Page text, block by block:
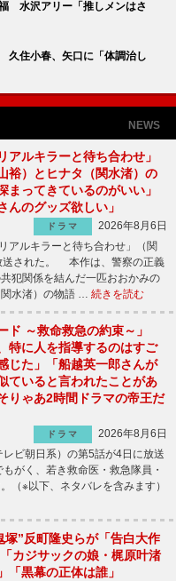
水沢アリー「推しメンはさ
住小春、矢口に「体調治し
NEWS
アルキラーと待ち合わせ」
裕）とヒナタ（関水渚）の
まってきているのがいい」
んのグッズ欲しい」
ドラマ
2026年8月6日
アルキラーと待ち合わせ」（関
送された。 本作は、警察の正義
犯関係を結んだ一匹おおかみの
水渚）の物語 … 続きを読む
ド ～救命救急の約束～」
特に人を指導するのはすご
じた」「船越英一郎さんが
ていると言われたことがあ
りゃあ2時間ドラマの帝王だ
ドラマ
2026年8月6日
ビ朝日系）の第5話が4日に放送
がく、若き救命医・救急隊員・
（※以下、ネタバレを含みます）
塚”反町隆史らが「告白大作
カジサックの娘・梶原叶渚
「黒幕の正体は誰」